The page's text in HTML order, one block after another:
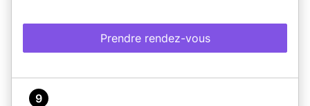
Prendre rendez-vous
9